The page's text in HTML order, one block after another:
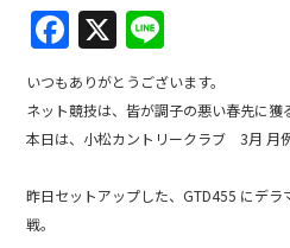
F
a
c
e
b
o
X
n
e
いつもありがとうございます。
ネット競技は、皆が調子の悪い春先に
本日は、小松カントリークラブ 3月 月
昨日セットアップした、GTD455 にデ
戦。